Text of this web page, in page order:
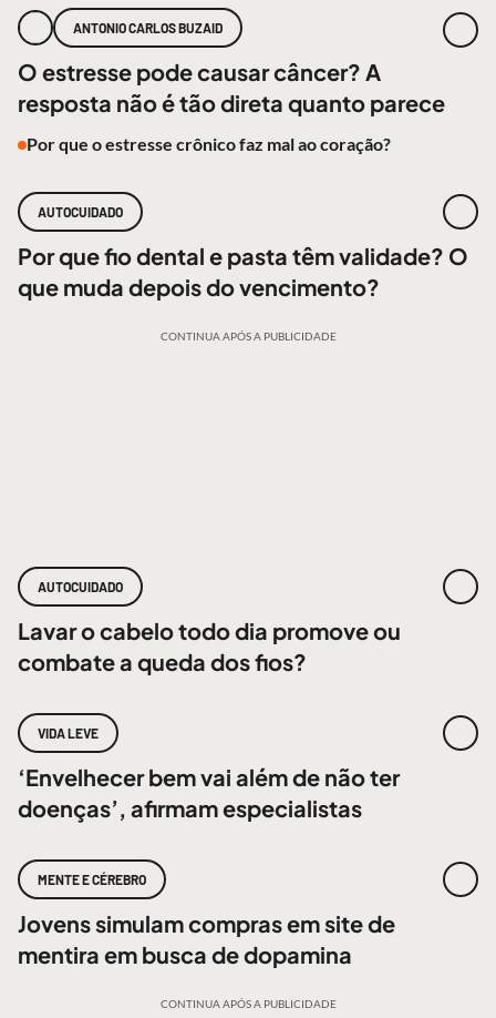
ANTONIO CARLOS BUZAID
O estresse pode causar câncer? A
resposta não é tão direta quanto parece
Por que o estresse crônico faz mal ao coração?
AUTOCUIDADO
Por que fio dental e pasta têm validade? O
que muda depois do vencimento?
CONTINUA APÓS A PUBLICIDADE
AUTOCUIDADO
Lavar o cabelo todo dia promove ou
combate a queda dos fios?
VIDA LEVE
‘Envelhecer bem vai além de não ter
doenças’, afirmam especialistas
MENTE E CÉREBRO
Jovens simulam compras em site de
mentira em busca de dopamina
CONTINUA APÓS A PUBLICIDADE